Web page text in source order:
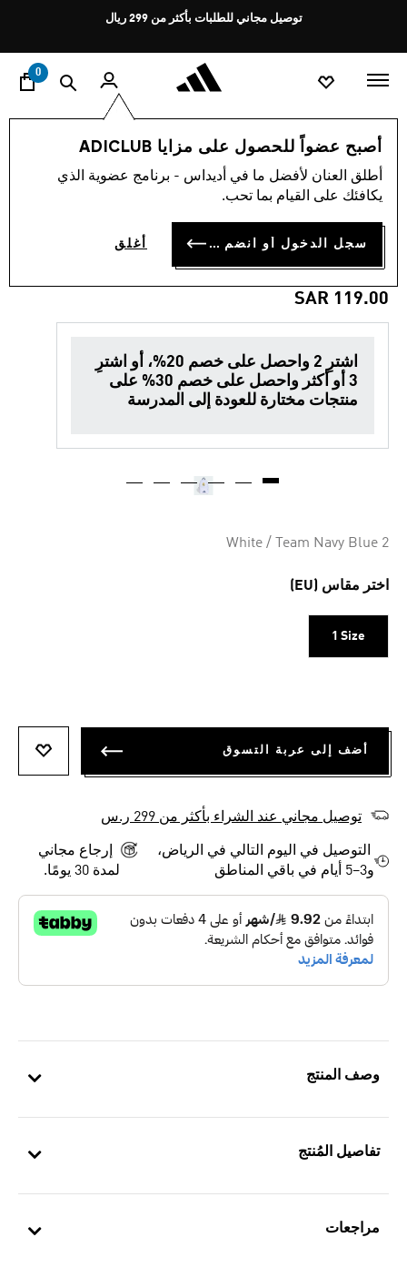
Pause
rotation
توصيل مجاني للطلبات بأكثر من 299 ريال
0
أصبح عضواً للحصول على مزايا ADICLUB
أطلق العنان لأفضل ما في أديداس - برنامج عضوية الذي
يكافئك على القيام بما تحب.
سجل الدخول أو انضم الآن أغلق
وصف المنتج
تفاصيل المُنتج
مراجعات
الأطفال إكسسوارات
العودة إلى المدرسة 5.0 (2)
حقيبة ظهر REAL MADRID
KIDS
SAR 119.00
اشترِ 2 واحصل على خصم 20%، أو اشترِ
3 أو أكثر واحصل على خصم 30% على
منتجات مختارة للعودة إلى المدرسة
White / Team Navy Blue 2
اختر مقاس (EU)
1 Size
أضف إلى عربة التسوق
توصيل مجاني عند الشراء بأكثر من 299 ر.س
التوصيل في اليوم التالي في الرياض،
و3–5 أيام في باقي المناطق
إرجاع مجاني
لمدة 30 يومًا.